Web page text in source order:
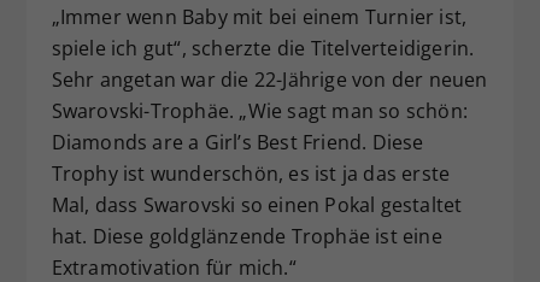
„Immer wenn Baby mit bei einem Turnier ist,
spiele ich gut“, scherzte die Titelverteidigerin.
Sehr angetan war die 22-Jährige von der neuen
Swarovski-Trophäe. „Wie sagt man so schön:
Diamonds are a Girl’s Best Friend. Diese
Trophy ist wunderschön, es ist ja das erste
Mal, dass Swarovski so einen Pokal gestaltet
hat. Diese goldglänzende Trophäe ist eine
Extramotivation für mich.“